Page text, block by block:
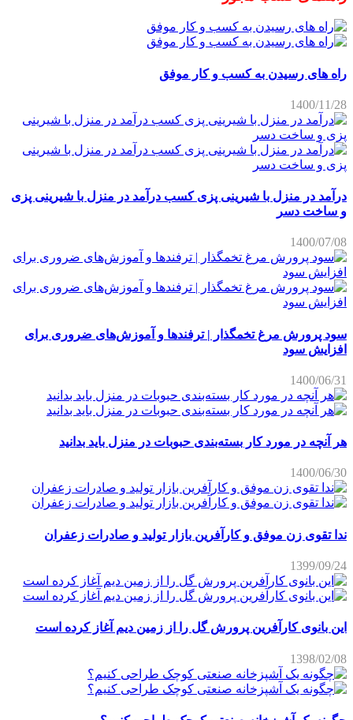
راه های رسیدن به کسب و کار موفق
1400/11/28
درآمد در منزل با شیرینی پزی کسب درآمد در منزل با شیرینی پزی
و ساخت دسر
1400/07/08
سود پرورش مرغ تخمگذار | ترفندها و آموزش‌های ضروری برای
افزایش سود
1400/06/31
هر آنچه در مورد کار بسته‌بندی حبوبات در منزل باید بدانید
1400/06/30
ندا تقوی زن موفق و کارآفرین بازار تولید و صادرات زعفران
1399/09/24
این بانوی کارآفرین پرورش گل را از زمین دیم آغاز کرده است
1398/02/08